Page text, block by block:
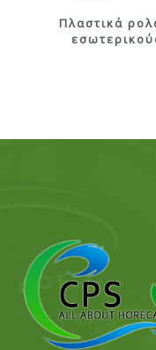
Πλαστικά